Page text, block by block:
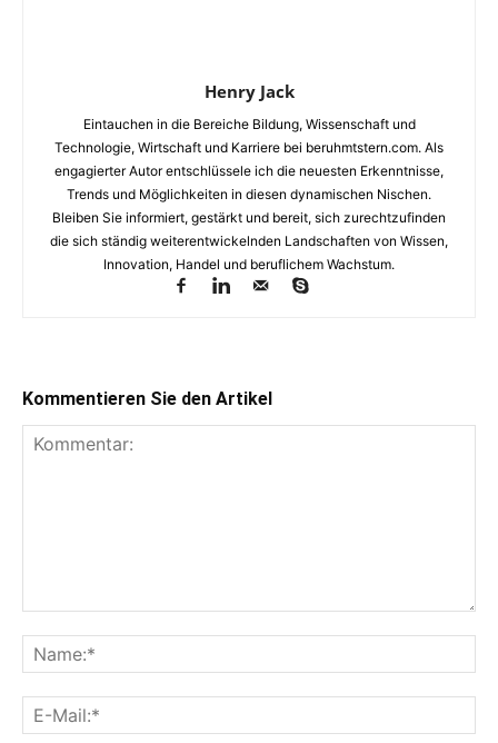
Henry Jack
Eintauchen in die Bereiche Bildung, Wissenschaft und
Technologie, Wirtschaft und Karriere bei beruhmtstern.com. Als
engagierter Autor entschlüssele ich die neuesten Erkenntnisse,
Trends und Möglichkeiten in diesen dynamischen Nischen.
Bleiben Sie informiert, gestärkt und bereit, sich zurechtzufinden
die sich ständig weiterentwickelnden Landschaften von Wissen,
Innovation, Handel und beruflichem Wachstum.
Kommentieren Sie den Artikel